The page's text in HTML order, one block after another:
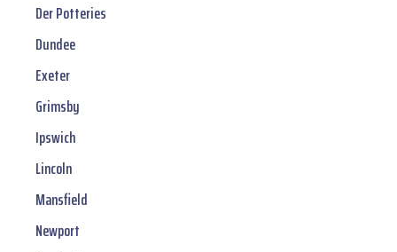
Der Potteries
Dundee
Exeter
Grimsby
Ipswich
Lincoln
Mansfield
Newport